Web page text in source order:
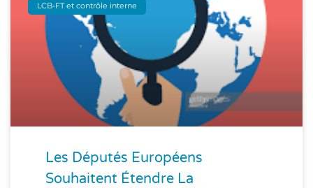
LCB-FT et contrôle interne
Les Députés Européens
Souhaitent Étendre La